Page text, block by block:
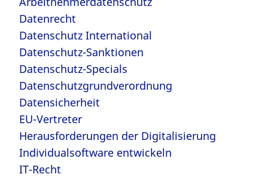
Datenrecht
Datenschutz International
Datenschutz-Sanktionen
Datenschutz-Specials
Datenschutzgrundverordnung
Datensicherheit
EU-Vertreter
Herausforderungen der Digitalisierung
Individualsoftware entwickeln
IT-Recht